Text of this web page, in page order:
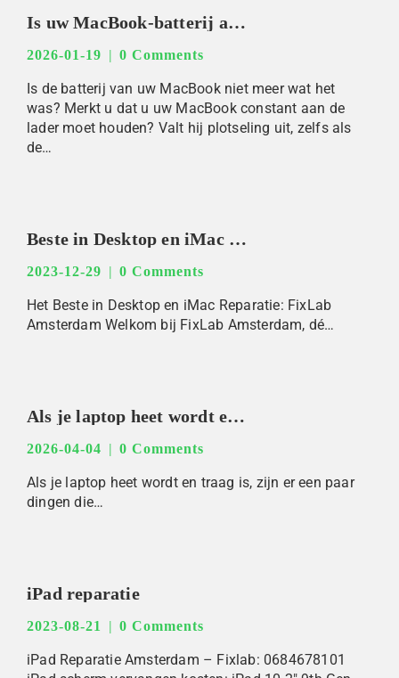
Is uw MacBook-batterij aan vervanging toe? Fixlab helpt!
2026-01-19 0 Comments
Is de batterij van uw MacBook niet meer wat het
was? Merkt u dat u uw MacBook constant aan de
lader moet houden? Valt hij plotseling uit, zelfs als
de…
Beste in Desktop en iMac Reparatie: FixLab Amsterdam
2023-12-29 0 Comments
Het Beste in Desktop en iMac Reparatie: FixLab
Amsterdam Welkom bij FixLab Amsterdam, dé…
Als je laptop heet wordt en traag werkt, kan dit verschillende oorzaken hebben. Hier zijn een aantal stappen die je kunt nemen om dit probleem op te lossen:1. Zorg ervoor dat de laptop voldoende ventilatie heeft. Plaats de laptop op een hard, vlak oppervlak en vermijd het blokkeren van de ventilatieopeningen.2. Controleer of de ventilatoren van de laptop schoon zijn en goed werken. Als ze vol stof zitten, kan dit de warmteafvoer belemmeren. Maak de ventilatoren indien nodig schoon.3. Sluit onnodige programma’s en tabbladen die veel CPU- en geheugenbronnen gebruiken. Dit kan de prestaties van de laptop verbeteren en oververhitting voorkomen.4. Controleer of er updates beschikbaar zijn voor het besturingssysteem en installeer deze indien nodig. Updates kunnen prestatieverbeteringen en beveiligingspatches bevatten.5. Overweeg om de laptop te voorzien van een koelmat of koelstandaard om de temperatuur te verlagen.Als je deze stappen hebt geprobeerd en de laptop nog steeds oververhit raakt en traag werkt, kan het zijn dat er een hardwareprobleem is. In dat geval is het raadzaam om een professioneel te raadplegen om het probleem op te lossen.
2026-04-04 0 Comments
Als je laptop heet wordt en traag is, zijn er een paar
dingen die…
iPad reparatie
2023-08-21 0 Comments
iPad Reparatie Amsterdam – Fixlab: 0684678101